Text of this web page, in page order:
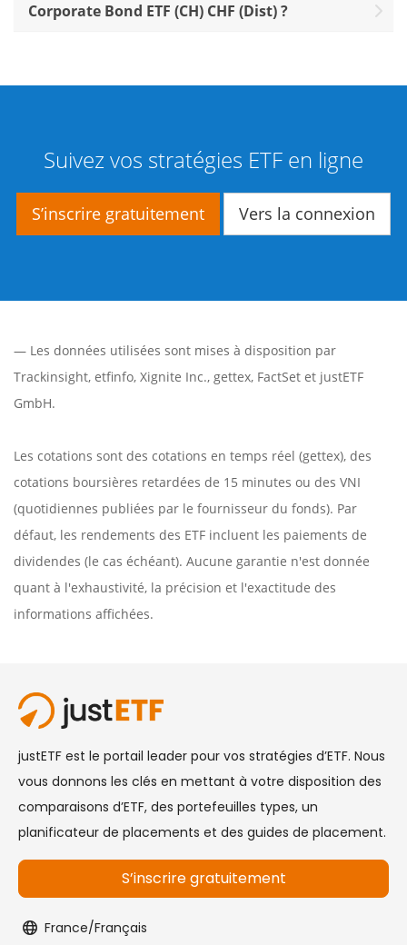
Corporate Bond ETF (CH) CHF (Dist) ?
Suivez vos stratégies ETF en ligne
S’inscrire gratuitement Vers la connexion
— Les données utilisées sont mises à disposition par
Trackinsight, etfinfo, Xignite Inc., gettex, FactSet et justETF
GmbH.
Les cotations sont des cotations en temps réel (gettex), des
cotations boursières retardées de 15 minutes ou des VNI
(quotidiennes publiées par le fournisseur du fonds). Par
défaut, les rendements des ETF incluent les paiements de
dividendes (le cas échéant). Aucune garantie n'est donnée
quant à l'exhaustivité, la précision et l'exactitude des
informations affichées.